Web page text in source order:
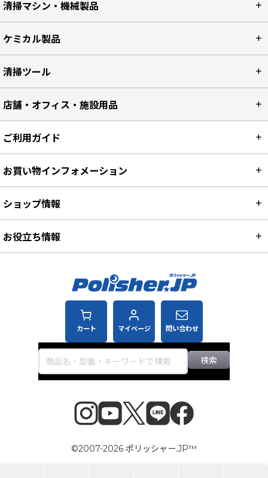
清掃マシン・機械製品
ケミカル製品
清掃ツール
店舗・オフィス・施設用品
カート マイページ 問い合わせ
検索
ご利用ガイド
お買い物インフォメーション
ショップ情報
お役立ち情報
©2007-2026 ポリッシャー.JP™